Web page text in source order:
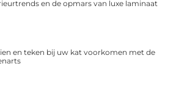
en de opmars van luxe laminaat
en teken bij uw kat voorkomen met de